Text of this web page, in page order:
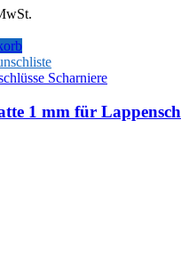
Scharniere
1 mm für